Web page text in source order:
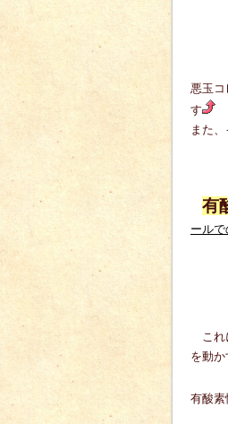
悪玉
す
また
有
ール
これ
を動
有酸素